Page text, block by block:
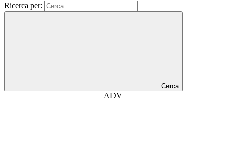
Ricerca per:
Cerca
ADV